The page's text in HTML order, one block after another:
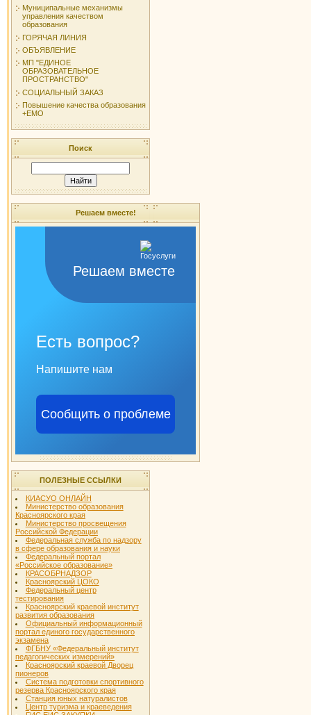
Муниципальные механизмы
управления качеством
образования
ГОРЯЧАЯ ЛИНИЯ
ОБЪЯВЛЕНИЕ
МП "ЕДИНОЕ
ОБРАЗОВАТЕЛЬНОЕ
ПРОСТРАНСТВО"
СОЦИАЛЬНЫЙ ЗАКАЗ
Повышение качества образования
+ЕМО
Поиск
Решаем вместе!
Решаем вместе
Есть вопрос?
Напишите нам
Сообщить о проблеме
ПОЛЕЗНЫЕ ССЫЛКИ
КИАСУО ОНЛАЙН
Министерство образования
Красноярского края
Министерство просвещения
Российской Федерации
Федеральная служба по надзору
в сфере образования и науки
Федеральный портал
«Российское образование»
КРАСОБРНАДЗОР
Красноярский ЦОКО
Федеральный центр
тестирования
Красноярский краевой институт
развития образования
Официальный информационный
портал единого государственного
экзамена
ФГБНУ «Федеральный институт
педагогических измерений»
Красноярский краевой Дворец
пионеров
Система подготовки спортивного
резерва Красноярского края
Станция юных натуралистов
Центр туризма и краеведения